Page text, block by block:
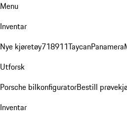
Menu
Inventar
Nye kjøretøy718911TaycanPanamera
Utforsk
Porsche bilkonfiguratorBestill
Inventar